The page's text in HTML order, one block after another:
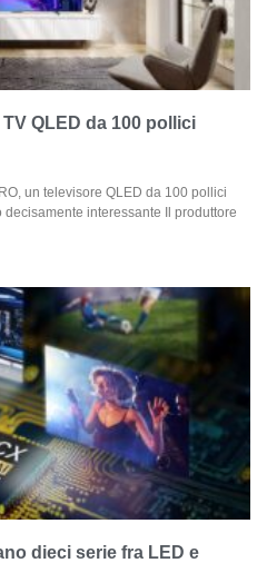
QLED da 100 pollici
un televisore QLED da 100 pollici
interessante Il produttore
dieci serie fra LED e